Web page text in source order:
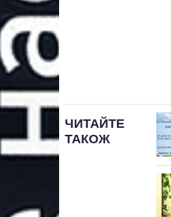
ЧИТАЙТЕ
ТАКОЖ